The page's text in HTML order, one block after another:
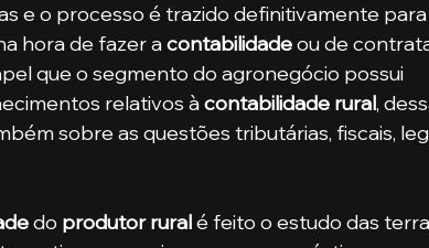
e o processo é trazido definitivamente
hora de fazer a contabilidade ou de
que o segmento do agronegócio possui
relativos à contabilidade rural,
sobre as questões tributárias, fiscais,
do produtor rural é feito o estudo das